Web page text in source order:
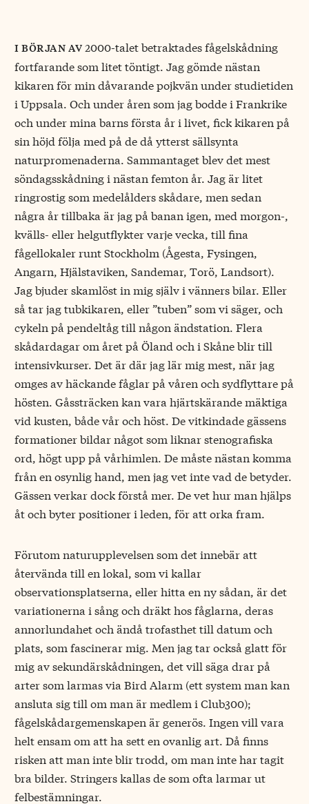
i början av2000-talet betraktades fågelskådning
fortfarande som litet töntigt. Jag gömde nästan
kikaren för min dåvarande pojkvän under studietiden
i Uppsala. Och under åren som jag bodde i Frankrike
och under mina barns första år i livet, fick kikaren på
sin höjd följa med på de då ytterst sällsynta
naturpromenaderna. Sammantaget blev det mest
söndagsskådning i nästan femton år. Jag är litet
ringrostig som medelålders skådare, men sedan
några år tillbaka är jag på banan igen, med morgon-,
kvälls- eller helgutflykter varje vecka, till fina
fågellokaler runt Stockholm (Ågesta, Fysingen,
Angarn, Hjälstaviken, Sandemar, Torö, Landsort).
Jag bjuder skamlöst in mig själv i vänners bilar. Eller
så tar jag tubkikaren, eller ”tuben” som vi säger, och
cykeln på pendeltåg till någon ändstation. Flera
skådardagar om året på Öland och i Skåne blir till
intensivkurser. Det är där jag lär mig mest, när jag
omges av häckande fåglar på våren och sydflyttare på
hösten. Gåssträcken kan vara hjärtskärande mäktiga
vid kusten, både vår och höst. De vitkindade gässens
formationer bildar något som liknar stenografiska
ord, högt upp på vårhimlen. De måste nästan komma
från en osynlig hand, men jag vet inte vad de betyder.
Gässen verkar dock förstå mer. De vet hur man hjälps
åt och byter positioner i leden, för att orka fram.
Förutom naturupplevelsen som det innebär att
återvända till en lokal, som vi kallar
observationsplatserna, eller hitta en ny sådan, är det
variationerna i sång och dräkt hos fåglarna, deras
annorlundahet och ändå trofasthet till datum och
plats, som fascinerar mig. Men jag tar också glatt för
mig av sekundärskådningen, det vill säga drar på
arter som larmas via Bird Alarm (ett system man kan
ansluta sig till om man är medlem i Club300);
fågelskådargemenskapen är generös. Ingen vill vara
helt ensam om att ha sett en ovanlig art. Då finns
risken att man inte blir trodd, om man inte har tagit
bra bilder. Stringers kallas de som ofta larmar ut
felbestämningar.